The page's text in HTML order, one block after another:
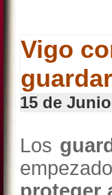
Vigo
15 de
Los